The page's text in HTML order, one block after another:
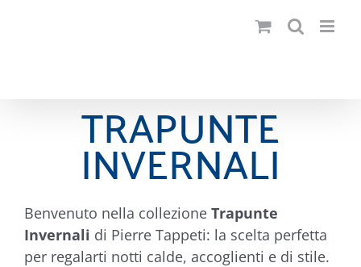
TRAPUNTE
INVERNALI
Benvenuto nella collezione Trapunte
Invernali di Pierre Tappeti: la scelta perfetta
per regalarti notti calde, accoglienti e di stile.